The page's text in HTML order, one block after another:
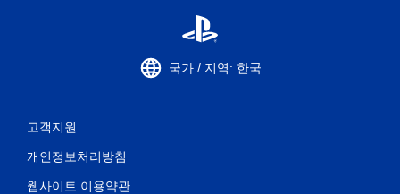
국가 / 지역: 한국
고객지원
개인정보처리방침
웹사이트 이용약관